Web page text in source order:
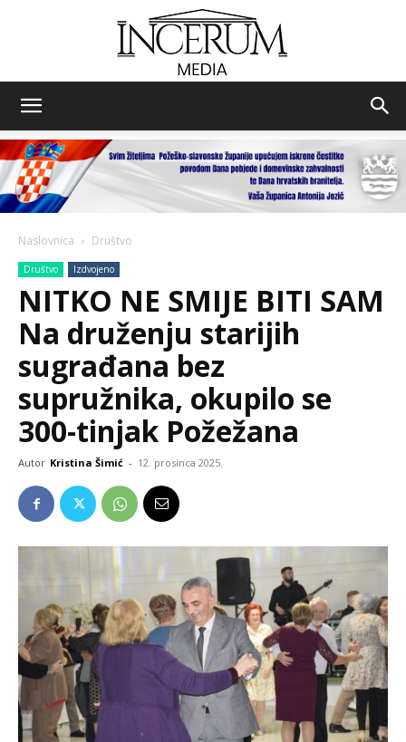
media
Naslovnica Društvo
Društvo Izdvojeno
NITKO NE SMIJE BITI SAM
Na druženju starijih
sugrađana bez
supružnika, okupilo se
300-tinjak Požežana
Autor Kristina Šimić - 12. prosinca 2025.